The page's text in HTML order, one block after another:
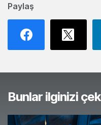
Paylaş
Bunlar ilginizi